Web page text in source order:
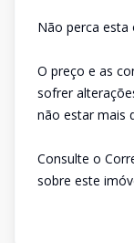
Não perca esta
O preço e as
sofrer
não estar mais
Consulte o
sobre este